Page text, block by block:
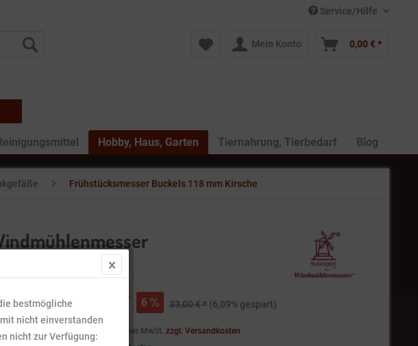
Service/Hilfe
Mein Konto 0,00 € *
Hobby, Haus, Garten Tiernahrung, Tierbedarf Blog
Frühstücksmesser Buckels 118 mm Kirsche
30,99 € * 6 33,00 € * (6,09% gespart)
Inhalt:1 Stck.
Preise inkl. gesetzlicher MwSt.zzgl. Versandkosten
bestmögliche
nicht einverstanden
nicht zur Verfügung: